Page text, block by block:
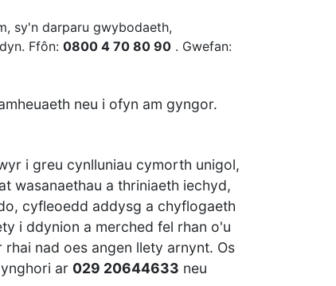
sy'n darparu gwybodaeth,
Ffôn: 0800 4 70 80 90 . Gwefan:
neu i ofyn am gyngor.
i greu cynlluniau cymorth unigol,
wasanaethau a thriniaeth iechyd,
cyfleoedd addysg a chyflogaeth
i ddynion a merched fel rhan o'u
nad oes angen llety arnynt. Os
ar 029 20644633 neu